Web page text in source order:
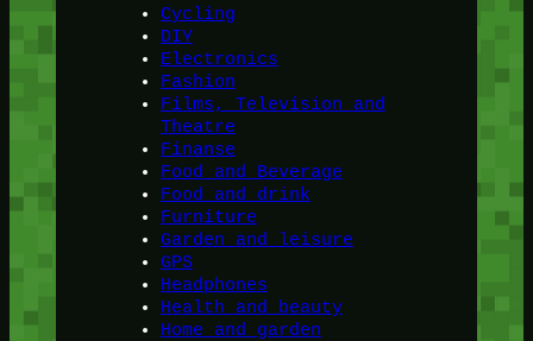
Cycling
DIY
Electronics
Fashion
Films, Television and
Theatre
Finanse
Food and Beverage
Food and drink
Furniture
Garden and leisure
GPS
Headphones
Health and beauty
Home and garden